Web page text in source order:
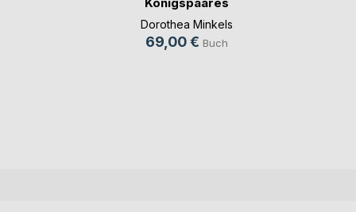
Königspaares
Frie(...)
Dorothea Minkels
69,00 € Buch